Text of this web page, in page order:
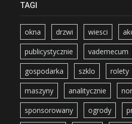
TAGI
okna drzwi wiesci
publicystycznie vademecum
gospodarka szklo rolety
maszyny analitycznie
sponsorowany ogrody